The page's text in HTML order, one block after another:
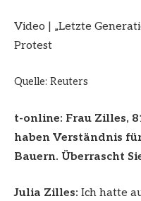
Video | „Letzte
Protest
Quelle: Reuters
t-online: Frau Zilles,
haben Verständnis
Bauern. Überrascht
Julia Zilles: Ich hatte